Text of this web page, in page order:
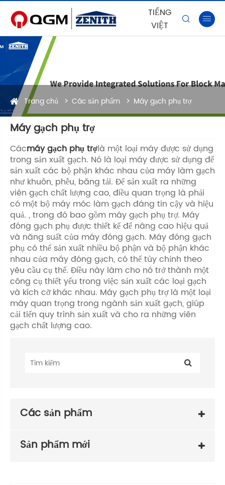
TIẾNG
VIỆT
 
Trang chủ Các sản phẩm Máy gạch phụ trợ
Máy gạch phụ trợ
Cácmáy gạch phụ trợlà một loại máy được sử dụng
trong sản xuất gạch. Nó là loại máy được sử dụng để
sản xuất các bộ phận khác nhau của máy làm gạch
như khuôn, phễu, băng tải. Để sản xuất ra những
viên gạch chất lượng cao, điều quan trọng là phải
có một bộ máy móc làm gạch đáng tin cậy và hiệu
quả. , trong đó bao gồm máy gạch phụ trợ. Máy
đóng gạch phụ được thiết kế để nâng cao hiệu quả
và năng suất của máy đóng gạch. Máy đóng gạch
phụ có thể sản xuất nhiều bộ phận và bộ phận khác
nhau của máy đóng gạch, có thể tùy chỉnh theo
yêu cầu cụ thể. Điều này làm cho nó trở thành một
công cụ thiết yếu trong việc sản xuất các loại gạch
và kích cỡ khác nhau. Máy gạch phụ trợ là một loại
máy quan trọng trong ngành sản xuất gạch, giúp
cải tiến quy trình sản xuất và cho ra những viên
gạch chất lượng cao.
Các sản phẩm
Sản phẩm mới